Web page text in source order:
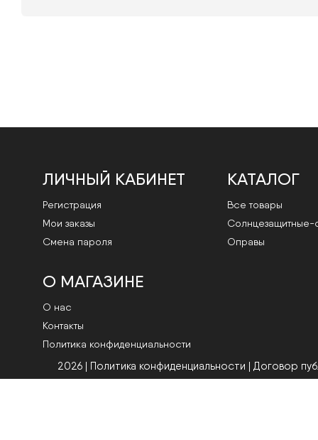
ЛИЧНЫЙ КАБИНЕТ
Регистрация
Мои заказы
Смена пароля
КАТАЛОГ
Все товары
Cолнцезащитные-
Оправы
О МАГАЗИНЕ
О нас
Контакты
Политика конфиденциальности
2026 | Политика конфиденциальности | Договор